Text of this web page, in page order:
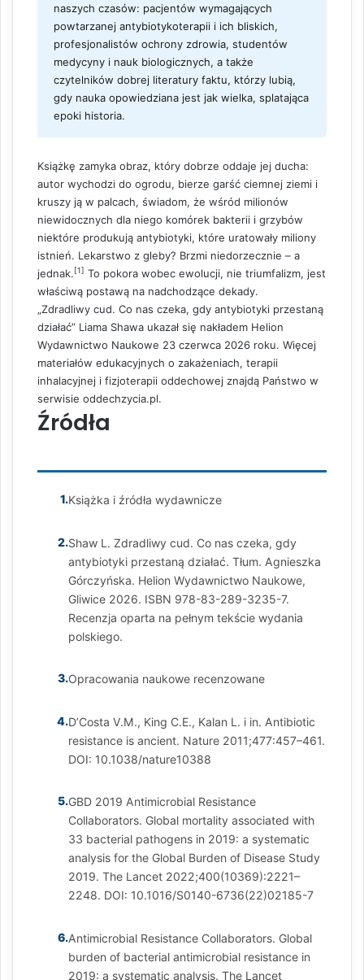
naszych czasów: pacjentów wymagających
powtarzanej antybiotykoterapii i ich bliskich,
profesjonalistów ochrony zdrowia, studentów
medycyny i nauk biologicznych, a także
czytelników dobrej literatury faktu, którzy lubią,
gdy nauka opowiedziana jest jak wielka, splatająca
epoki historia.
Książkę zamyka obraz, który dobrze oddaje jej ducha:
autor wychodzi do ogrodu, bierze garść ciemnej ziemi i
kruszy ją w palcach, świadom, że wśród milionów
niewidocznych dla niego komórek bakterii i grzybów
niektóre produkują antybiotyki, które uratowały miliony
istnień. Lekarstwo z gleby? Brzmi niedorzecznie – a
jednak. [1] To pokora wobec ewolucji, nie triumfalizm, jest
właściwą postawą na nadchodzące dekady.
„Zdradliwy cud. Co nas czeka, gdy antybiotyki przestaną
działać” Liama Shawa ukazał się nakładem Helion
Wydawnictwo Naukowe 23 czerwca 2026 roku. Więcej
materiałów edukacyjnych o zakażeniach, terapii
inhalacyjnej i fizjoterapii oddechowej znajdą Państwo w
serwisie oddechzycia.pl.
Źródła
1.Książka i źródła wydawnicze
2.Shaw L. Zdradliwy cud. Co nas czeka, gdy
antybiotyki przestaną działać. Tłum. Agnieszka
Górczyńska. Helion Wydawnictwo Naukowe,
Gliwice 2026. ISBN 978-83-289-3235-7.
Recenzja oparta na pełnym tekście wydania
polskiego.
3.Opracowania naukowe recenzowane
4.D’Costa V.M., King C.E., Kalan L. i in. Antibiotic
resistance is ancient. Nature 2011;477:457–461.
DOI: 10.1038/nature10388
5.GBD 2019 Antimicrobial Resistance
Collaborators. Global mortality associated with
33 bacterial pathogens in 2019: a systematic
analysis for the Global Burden of Disease Study
2019. The Lancet 2022;400(10369):2221–
2248. DOI: 10.1016/S0140-6736(22)02185-7
6.Antimicrobial Resistance Collaborators. Global
burden of bacterial antimicrobial resistance in
2019: a systematic analysis. The Lancet